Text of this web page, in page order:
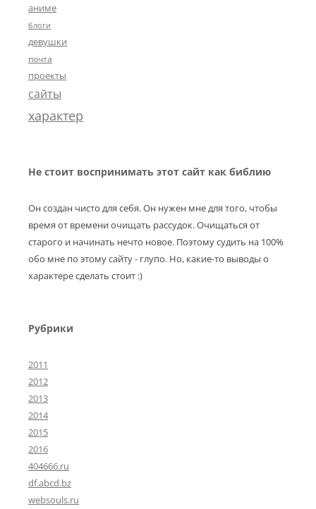
аниме
блоги
девушки
почта
проекты
сайты
характер
Не стоит воспринимать этот сайт как библию
Он создан чисто для себя. Он нужен мне для того, чтобы
время от времени очищать рассудок. Очищаться от
старого и начинать нечто новое. Поэтому судить на 100%
обо мне по этому сайту - глупо. Но, какие-то выводы о
характере сделать стоит :)
Рубрики
2011
2012
2013
2014
2015
2016
404666.ru
df.abcd.bz
websouls.ru